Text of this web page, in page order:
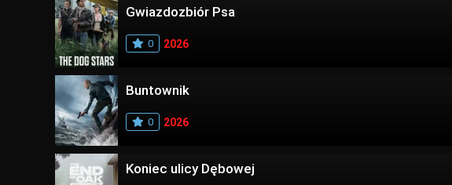
Gwiazdozbiór Psa
0 2026
Buntownik
0 2026
Koniec ulicy Dębowej